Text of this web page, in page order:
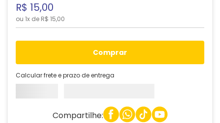
R$ 15,00
ou 1x de R$ 15,00
comprar
Calcular frete e prazo de entrega
Compartilhe: